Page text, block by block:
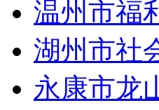
温州市福
湖州市社
永康市龙